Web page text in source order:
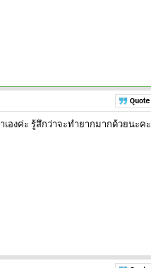
องค่ะ รู้สึกว่าจะทำยากมากด้วยนะคะ